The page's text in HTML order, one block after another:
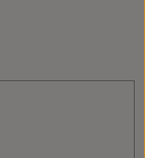
FILTRE
TILBEHØR
STYRERULLER